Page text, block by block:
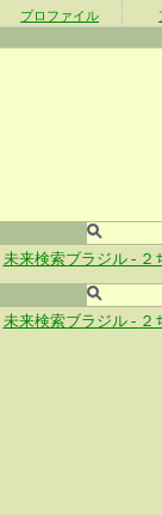
プロファイル
未来検索ブラジル - ２
未来検索ブラジル - ２